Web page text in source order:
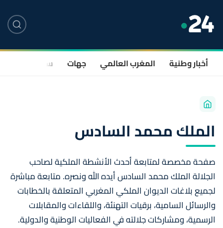
أخبار وطنية المغرب العالمي جهات سياسة
الملك محمد السادس
صفحة مخصصة لمتابعة أحدث الأنشطة الملكية لصاحب
الجلالة الملك محمد السادس أيده الله ونصره. متابعة مباشرة
لجميع بلاغات الديوان الملكي المغربي المتعلقة بالخطابات
والرسائل السامية، برقيات التهنئة، واللقاءات والمقابلات
الرسمية، ومشاركات جلالته في الفعاليات الوطنية والدولية.